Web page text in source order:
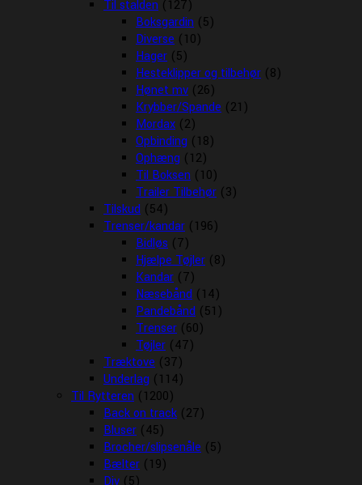
Til stalden (127)
Boksgardin (5)
Diverse (10)
Hager (5)
Hesteklipper og tilbehør (8)
Hønet mv (26)
Krybber/Spande (21)
Mordax (2)
Opbinding (18)
Ophæng (12)
Til Boksen (10)
Trailer Tilbehør (3)
Tilskud (54)
Trenser/kandar (196)
Bidløs (7)
Hjælpe Tøjler (8)
Kandar (7)
Næsebånd (14)
Pandebånd (51)
Trenser (60)
Tøjler (47)
Træktove (37)
Underlag (114)
Til Rytteren (1200)
Back on track (27)
Bluser (45)
Brocher/slipsenåle (5)
Bælter (19)
Div (5)